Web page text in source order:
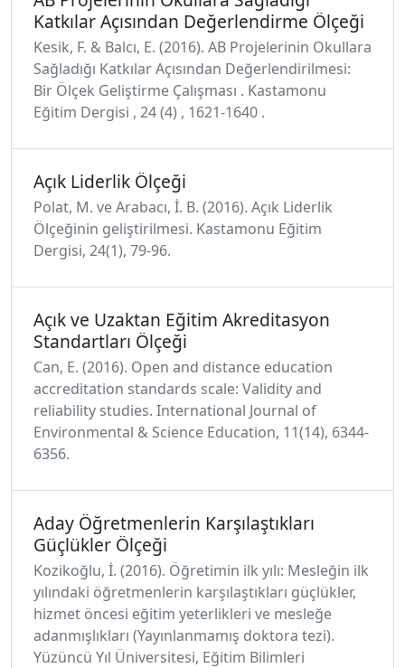
Katkılar Açısından Değerlendirme Ölçeği
Kesik, F. & Balcı, E. (2016). AB Projelerinin Okullara
Sağladığı Katkılar Açısından Değerlendirilmesi:
Bir Ölçek Geliştirme Çalışması . Kastamonu
Eğitim Dergisi , 24 (4) , 1621-1640 .
Açık Liderlik Ölçeği
Polat, M. ve Arabacı, İ. B. (2016). Açık Liderlik
Ölçeğinin geliştirilmesi. Kastamonu Eğitim
Dergisi, 24(1), 79-96.
Açık ve Uzaktan Eğitim Akreditasyon
Standartları Ölçeği
Can, E. (2016). Open and distance education
accreditation standards scale: Validity and
reliability studies. International Journal of
Environmental & Science Education, 11(14), 6344-
6356.
Aday Öğretmenlerin Karşılaştıkları
Güçlükler Ölçeği
Kozikoğlu, İ. (2016). Öğretimin ilk yılı: Mesleğin ilk
yılındaki öğretmenlerin karşılaştıkları güçlükler,
hizmet öncesi eğitim yeterlikleri ve mesleğe
adanmışlıkları (Yayınlanmamış doktora tezi).
Yüzüncü Yıl Üniversitesi, Eğitim Bilimleri